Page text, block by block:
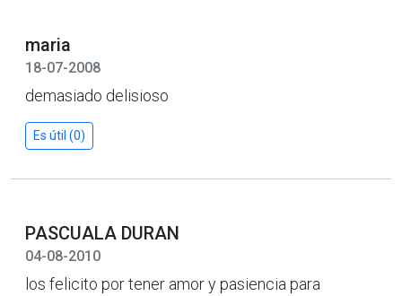
maria
18-07-2008
demasiado delisioso
Es útil (0)
PASCUALA DURAN
04-08-2010
los felicito por tener amor y pasiencia para